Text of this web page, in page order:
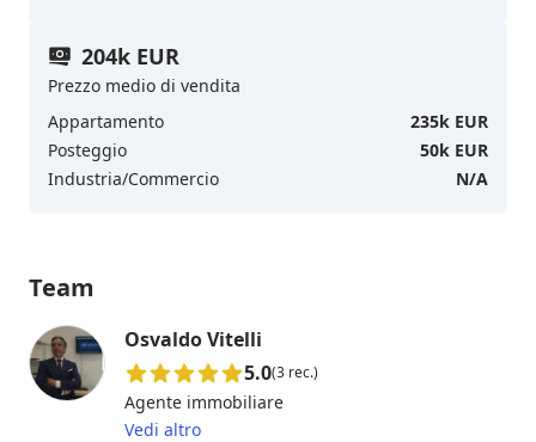
204k EUR
Prezzo medio di vendita
Appartamento
235k EUR
Posteggio
50k EUR
Industria/Commercio
N/A
Team
Osvaldo Vitelli
5.0(3 rec.)
Agente immobiliare
Vedi altro